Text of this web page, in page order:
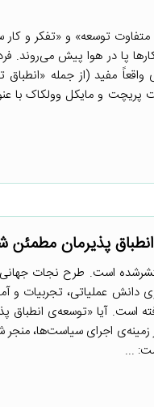
متفاوت توسعه» و «تفکر و
پا در هوا پیش می‌روند.
مفید (از جمله «انطباق
پریچت و مایکل وولکاک با
پذیرمان مطمئن
عملیاتی، تجربیات و
است. آیا «توسعه‌ی
اجرای سیاست‌ها، منجر
...